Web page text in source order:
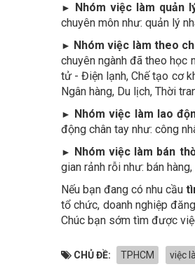
► Nhóm việc làm quản
chuyên môn như: quản lý
► Nhóm việc làm theo
chuyên ngành đã theo học
tử - Điện lạnh, Chế tạo cơ
Ngân hàng, Du lịch, Thời
► Nhóm việc làm lao
động chân tay như: công
► Nhóm việc làm bán
gian rảnh rỗi như: bán
Nếu bạn đang có nhu cầu
tổ chức, doanh nghiệp
Chúc bạn sớm tìm được
CHỦ ĐỀ: TPHCM việc